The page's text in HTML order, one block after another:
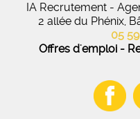
IA Recrutement -
2 allée du Phénix,
05
Offres d'emploi -